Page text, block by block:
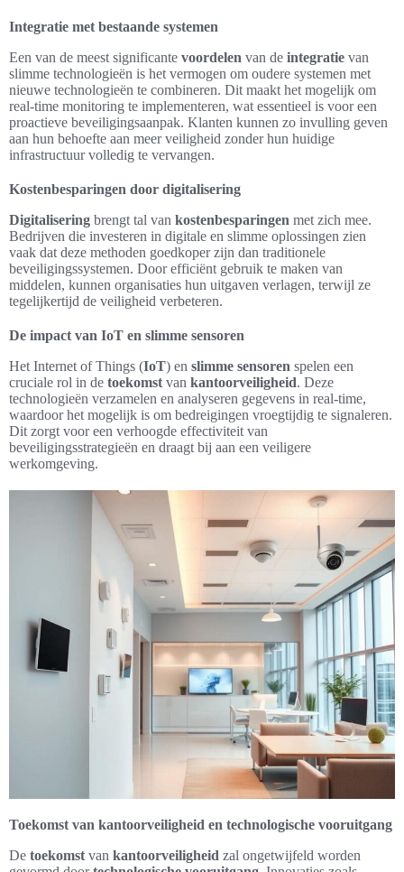
Integratie met bestaande systemen
Een van de meest significante voordelen van de integratie van
slimme technologieën is het vermogen om oudere systemen met
nieuwe technologieën te combineren. Dit maakt het mogelijk om
real-time monitoring te implementeren, wat essentieel is voor een
proactieve beveiligingsaanpak. Klanten kunnen zo invulling geven
aan hun behoefte aan meer veiligheid zonder hun huidige
infrastructuur volledig te vervangen.
Kostenbesparingen door digitalisering
Digitalisering brengt tal van kostenbesparingen met zich mee.
Bedrijven die investeren in digitale en slimme oplossingen zien
vaak dat deze methoden goedkoper zijn dan traditionele
beveiligingssystemen. Door efficiënt gebruik te maken van
middelen, kunnen organisaties hun uitgaven verlagen, terwijl ze
tegelijkertijd de veiligheid verbeteren.
De impact van IoT en slimme sensoren
Het Internet of Things (IoT) en slimme sensoren spelen een
cruciale rol in de toekomst van kantoorveiligheid. Deze
technologieën verzamelen en analyseren gegevens in real-time,
waardoor het mogelijk is om bedreigingen vroegtijdig te signaleren.
Dit zorgt voor een verhoogde effectiviteit van
beveiligingsstrategieën en draagt bij aan een veiligere
werkomgeving.
Toekomst van kantoorveiligheid en technologische vooruitgang
De toekomst van kantoorveiligheid zal ongetwijfeld worden